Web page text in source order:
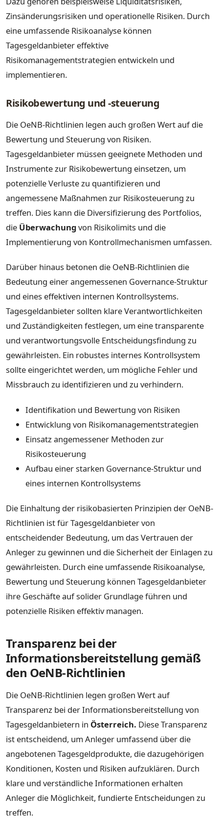
Zinsänderungsrisiken und operationelle Risiken. Durch
eine umfassende Risikoanalyse können
Tagesgeldanbieter effektive
Risikomanagementstrategien entwickeln und
implementieren.
Risikobewertung und -steuerung
Die OeNB-Richtlinien legen auch großen Wert auf die
Bewertung und Steuerung von Risiken.
Tagesgeldanbieter müssen geeignete Methoden und
Instrumente zur Risikobewertung einsetzen, um
potenzielle Verluste zu quantifizieren und
angemessene Maßnahmen zur Risikosteuerung zu
treffen. Dies kann die Diversifizierung des Portfolios,
die Überwachungvon Risikolimits und die
Implementierung von Kontrollmechanismen umfassen.
Darüber hinaus betonen die OeNB-Richtlinien die
Bedeutung einer angemessenen Governance-Struktur
und eines effektiven internen Kontrollsystems.
Tagesgeldanbieter sollten klare Verantwortlichkeiten
und Zuständigkeiten festlegen, um eine transparente
und verantwortungsvolle Entscheidungsfindung zu
gewährleisten. Ein robustes internes Kontrollsystem
sollte eingerichtet werden, um mögliche Fehler und
Missbrauch zu identifizieren und zu verhindern.
Identifikation und Bewertung von Risiken
Entwicklung von Risikomanagementstrategien
Einsatz angemessener Methoden zur
Risikosteuerung
Aufbau einer starken Governance-Struktur und
eines internen Kontrollsystems
Die Einhaltung der risikobasierten Prinzipien der OeNB-
Richtlinien ist für Tagesgeldanbieter von
entscheidender Bedeutung, um das Vertrauen der
Anleger zu gewinnen und die Sicherheit der Einlagen zu
gewährleisten. Durch eine umfassende Risikoanalyse,
Bewertung und Steuerung können Tagesgeldanbieter
ihre Geschäfte auf solider Grundlage führen und
potenzielle Risiken effektiv managen.
Transparenz bei der
Informationsbereitstellung gemäß
den OeNB-Richtlinien
Die OeNB-Richtlinien legen großen Wert auf
Transparenz bei der Informationsbereitstellung von
Tagesgeldanbietern in Österreich. Diese Transparenz
ist entscheidend, um Anleger umfassend über die
angebotenen Tagesgeldprodukte, die dazugehörigen
Konditionen, Kosten und Risiken aufzuklären. Durch
klare und verständliche Informationen erhalten
Anleger die Möglichkeit, fundierte Entscheidungen zu
treffen.